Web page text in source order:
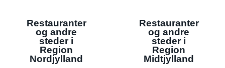
Restauranter
og andre
steder i
Region
Nordjylland
Restauranter
og andre
steder i
Region
Midtjylland